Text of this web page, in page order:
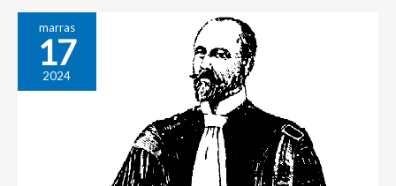
marras
17
2024
Sallittu
kielletty
menettely